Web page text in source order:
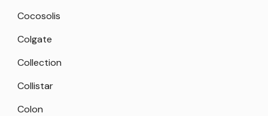
Cocosolis
Colgate
Collection
Collistar
Colon